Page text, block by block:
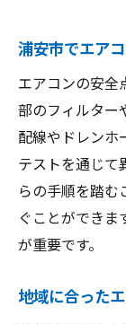
日常
長く使う
エア
安全
浦安
家族
エア
法
浦安市でエア
エアコンの安全
部のフィルター
配線やドレンホ
テストを通じて
らの手順を踏む
ぐことができ
が重要です。
地域に合った